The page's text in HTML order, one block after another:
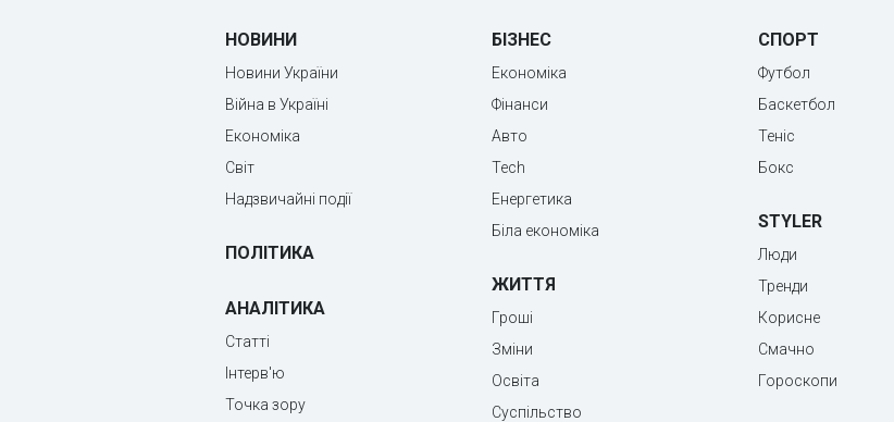
НОВИНИ
Новини України
Війна в Україні
Економіка
Світ
Надзвичайні події
ПОЛІТИКА
АНАЛІТИКА
Статті
Інтерв'ю
Точка зору
БІЗНЕС
Економіка
Фінанси
Авто
Tech
Енергетика
Біла економіка
ЖИТТЯ
Гроші
Зміни
Освіта
Суспільство
СПОРТ
Футбол
Баскетбол
Теніс
Бокс
STYLER
Люди
Тренди
Корисне
Смачно
Гороскопи